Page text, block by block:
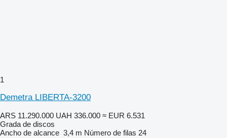
1
Demetra LIBERTA-3200
ARS 11.290.000 UAH 336.000 ≈ EUR 6.531
Grada de discos
Ancho de alcance 3,4 m Número de filas 24